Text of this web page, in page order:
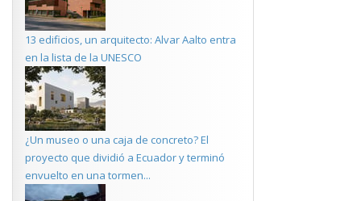
13 edificios, un arquitecto: Alvar Aalto entra
en la lista de la UNESCO
¿Un museo o una caja de concreto? El
proyecto que dividió a Ecuador y terminó
envuelto en una tormen...